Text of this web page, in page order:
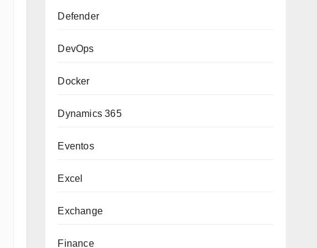
Defender
DevOps
Docker
Dynamics 365
Eventos
Excel
Exchange
Finance